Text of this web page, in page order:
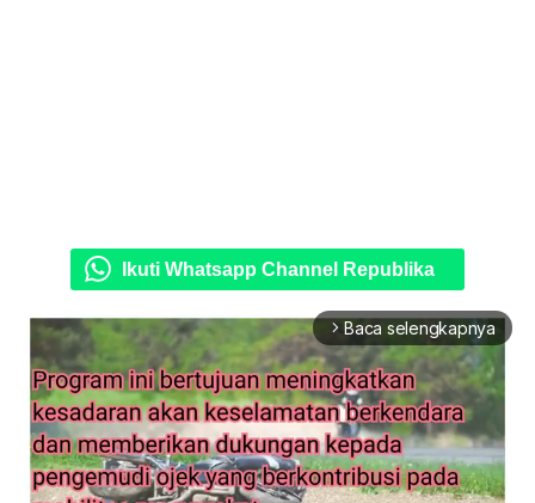
Ikuti Whatsapp Channel Republika
arrow_forward_ios Baca selengkapnya